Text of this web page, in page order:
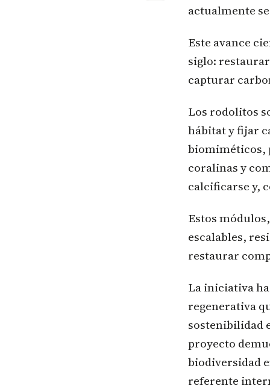
actualmente
Este avance
siglo:
capturar
Los rodolitos
hábitat y fijar
biomiméticos,
coralinas y
calcificarse y,
Estos
escalables,
restaurar
La iniciativa
regenerativa
sostenibilidad
proyecto
biodiversidad
referente